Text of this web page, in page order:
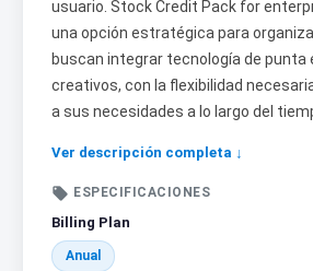
usuario. Stock Credit Pack for
una opción estratégica para
buscan integrar tecnología de punta
creativos, con la flexibilidad
a sus necesidades a lo largo del
Ver descripción completa ↓
 ESPECIFICACIONES
Billing Plan
Anual